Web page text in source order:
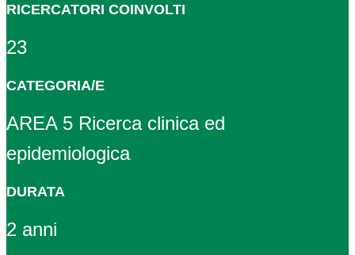
RICERCATORI COINVOLTI
23
CATEGORIA/E
AREA 5 Ricerca clinica ed
epidemiologica
DURATA
2 anni